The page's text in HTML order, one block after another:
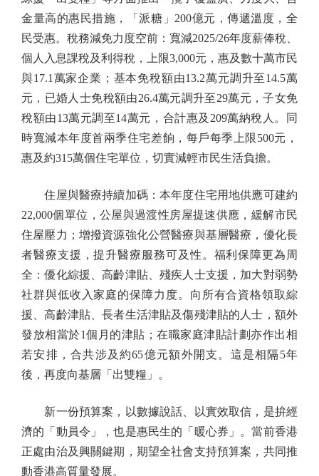
金量高的惠民措施，「派糖」200億元，傳遞溫度，全
民受惠。稅務減免力度空前：寬減2025/26年度薪俸稅、
個人入息課稅及利得稅，上限3,000元，惠及數十萬市民
與17.1萬家企業；基本免稅額由13.2萬元調升至14.5萬
元，已婚人士免稅額由26.4萬元調升至29萬元，子女免
稅額由13萬元調至14萬元，合計惠及209萬納稅人。同
時寬減本年度首兩季住宅差餉，每戶每季上限500元，
惠及約315萬個住宅單位，切實減輕市民生活負擔。
住屋與醫療持續加碼：本年度住宅用地供應可建約
22,000個單位，公屋與過渡性房屋提速供應，緩解市民
住屋壓力；增撥資源強化公營醫療與基層醫療，優化長
者醫療支援，提升醫療服務可及性。福利保障更為周
全：優化綜援、高齡津貼、殘疾人士支援，加大對弱勢
社群與低收入家庭的保障力度。向所有合資格領取綜
援、高齡津貼、長者生活津貼及傷殘津貼的人士，額外
發放相當於1個月的津貼；在職家庭津貼計劃亦作出相
若安排，合共涉及約65億元額外開支。這是相隔5年
後，再度向基層「出雙糧」。
新一份預算案，以數據說話、以實效取信，是拚經
濟的「動員令」，也是惠民生的「暖心券」。當前香港
正處由治及興關鍵期，期望全社會支持預算案，共同推
動香港高質量發展。